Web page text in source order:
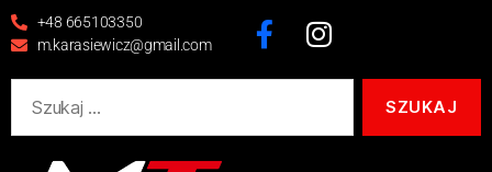
+48 665103350
m.karasiewicz@gmail.com